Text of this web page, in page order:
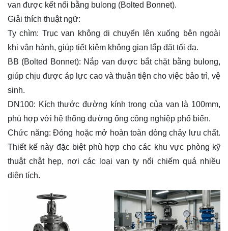
van được kết nối bằng bulong (Bolted Bonnet).
Giải thích thuật ngữ:
Ty chìm: Trục van không di chuyển lên xuống bên ngoài
khi vận hành, giúp tiết kiệm không gian lắp đặt tối đa.
BB (Bolted Bonnet): Nắp van được bắt chặt bằng bulong,
giúp chịu được áp lực cao và thuận tiện cho việc bảo trì, vệ
sinh.
DN100: Kích thước đường kính trong của van là 100mm,
phù hợp với hệ thống đường ống công nghiệp phổ biến.
Chức năng: Đóng hoặc mở hoàn toàn dòng chảy lưu chất.
Thiết kế này đặc biệt phù hợp cho các khu vực phòng kỹ
thuật chật hẹp, nơi các loại van ty nổi chiếm quá nhiều
diện tích.